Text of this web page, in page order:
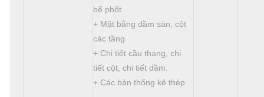
bể phốt
+ Mặt bằng dầm sàn, cột
các tầng
+ Chi tiết cầu thang, chi
tiết cột, chi tiết dầm.
+ Các bản thống kê thép